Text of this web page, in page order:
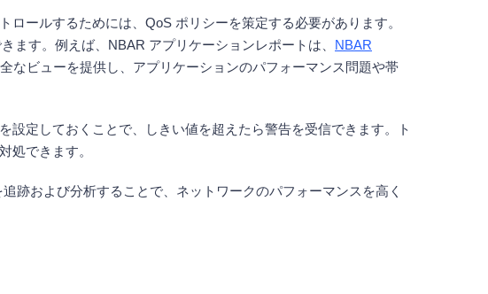
ールするためには、QoS ポリシーを策定する必要があります。
ます。例えば、NBAR アプリケーションレポートは、
NBAR
なビューを提供し、アプリケーションのパフォーマンス問題や帯
定しておくことで、しきい値を超えたら警告を受信できます。ト
処できます。
跡および分析することで、ネットワークのパフォーマンスを高く